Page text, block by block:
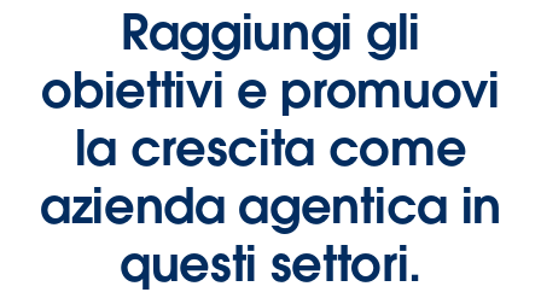
Raggiungi gli
obiettivi e promuovi
la crescita come
azienda agentica in
questi settori.